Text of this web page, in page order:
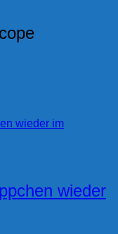
wieder